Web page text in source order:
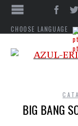
CHOOSE LANGUAGE
BIG BANG